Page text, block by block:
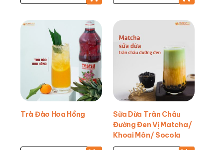
Trà Đào Hoa Hồng
Sữa Dừa Trân Châu
Đường Đen Vị Matcha/
Khoai Môn/ Socola